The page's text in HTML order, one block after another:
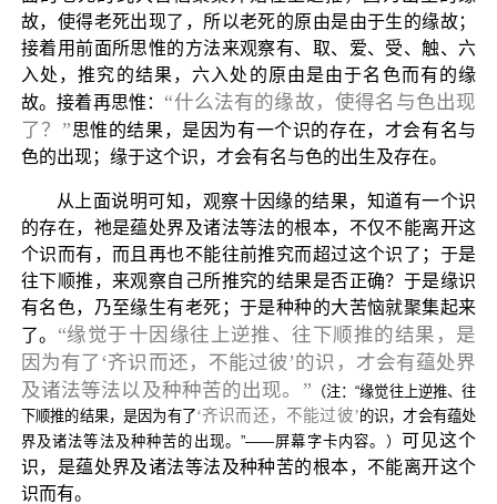
故，使得老死出现了，所以老死的原由是由于生的缘故；
接着用前面所思惟的方法来观察有、取、爱、受、触、六
入处，推究的结果，六入处的原由是由于名色而有的缘
故。接着再思惟： “什么法有的缘故，使得名与色出现
了？”思惟的结果，是因为有一个识的存在，才会有名与
色的出现；缘于这个识，才会有名与色的出生及存在。
从上面说明可知，观察十因缘的结果，知道有一个识
的存在，祂是蕴处界及诸法等法的根本，不仅不能离开这
个识而有，而且再也不能往前推究而超过这个识了；于是
往下顺推，来观察自己所推究的结果是否正确？于是缘识
有名色，乃至缘生有老死；于是种种的大苦恼就聚集起来
了。 “缘觉于十因缘往上逆推、往下顺推的结果，是
因为有了‘齐识而还，不能过彼’的识，才会有蕴处界
及诸法等法以及种种苦的出现。” （注：“缘觉往上逆推、往
下顺推的结果，是因为有了‘齐识而还，不能过彼’的识，才会有蕴处
界及诸法等法及种种苦的出现。”——屏幕字卡内容。） 可见这个
识，是蕴处界及诸法等法及种种苦的根本，不能离开这个
识而有。